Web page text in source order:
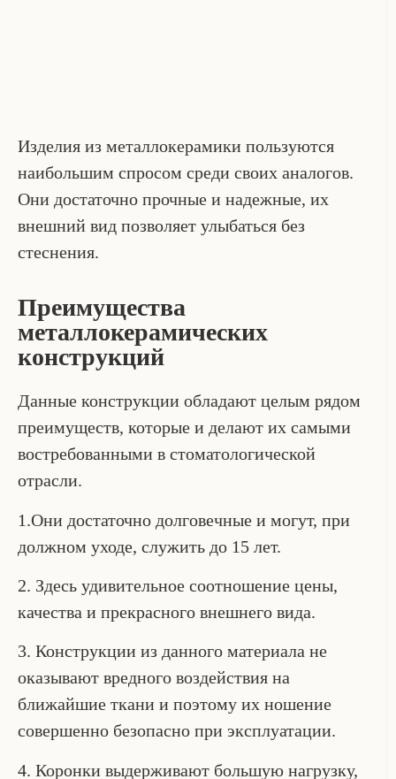
Изделия из металлокерамики пользуются
наибольшим спросом среди своих аналогов.
Они достаточно прочные и надежные, их
внешний вид позволяет улыбаться без
стеснения.
Преимущества
металлокерамических
конструкций
Данные конструкции обладают целым рядом
преимуществ, которые и делают их самыми
востребованными в стоматологической
отрасли.
1.Они достаточно долговечные и могут, при
должном уходе, служить до 15 лет.
2. Здесь удивительное соотношение цены,
качества и прекрасного внешнего вида.
3. Конструкции из данного материала не
оказывают вредного воздействия на
ближайшие ткани и поэтому их ношение
совершенно безопасно при эксплуатации.
4. Коронки выдерживают большую нагрузку,